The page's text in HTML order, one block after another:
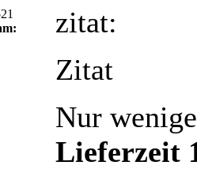
zitat:
Zitat
Nur
Lieferzeit